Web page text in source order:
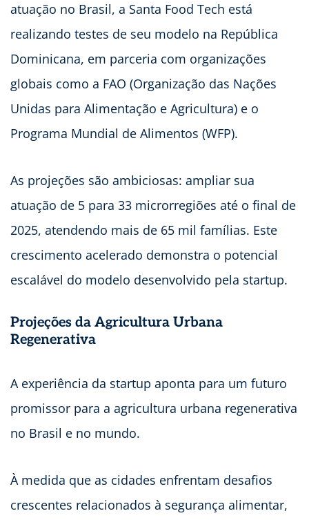
atuação no Brasil, a Santa Food Tech está
realizando testes de seu modelo na República
Dominicana, em parceria com organizações
globais como a FAO (Organização das Nações
Unidas para Alimentação e Agricultura) e o
Programa Mundial de Alimentos (WFP).
As projeções são ambiciosas: ampliar sua
atuação de 5 para 33 microrregiões até o final de
2025, atendendo mais de 65 mil famílias. Este
crescimento acelerado demonstra o potencial
escalável do modelo desenvolvido pela startup.
Projeções da Agricultura Urbana
Regenerativa
A experiência da startup aponta para um futuro
promissor para a agricultura urbana regenerativa
no Brasil e no mundo.
À medida que as cidades enfrentam desafios
crescentes relacionados à segurança alimentar,